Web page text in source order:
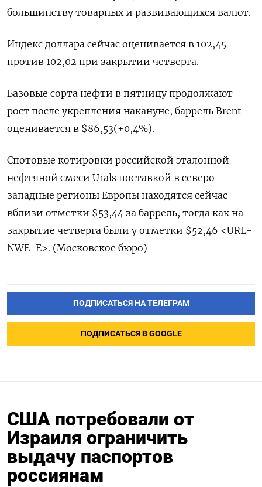
большинству товарных и развивающихся валют.
Индекс доллара сейчас оценивается в 102,45
против 102,02 при закрытии четверга.
Базовые сорта нефти в пятницу продолжают
рост после укрепления накануне, баррель Brent
оценивается в $86,53(+0,4%).
Спотовые котировки российской эталонной
нефтяной смеси Urals поставкой в северо-
западные регионы Европы находятся сейчас
вблизи отметки $53,44 за баррель, тогда как на
закрытие четверга были у отметки $52,46 <URL-
NWE-E>. (Московское бюро)
ПОДПИСАТЬСЯ НА ТЕЛЕГРАМ
ПОДПИСАТЬСЯ В GOOGLE
США потребовали от
Израиля ограничить
выдачу паспортов
россиянам